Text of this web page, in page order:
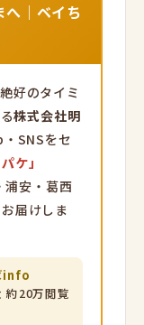
｜ベイち
好のタイミ
株式会社明
SNSをセ
ケ」
浦安・葛西
届けしま
info
約20万閲覧